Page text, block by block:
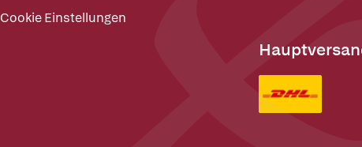
Cookie Einstellungen